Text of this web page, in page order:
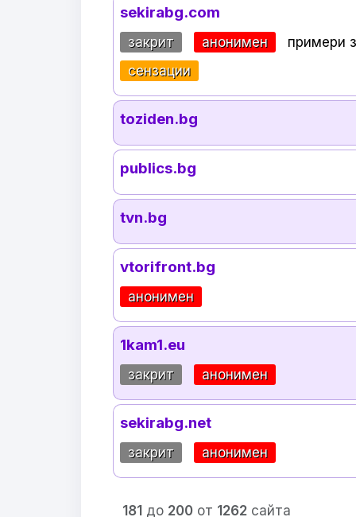
sekirabg.com
закрит анонимен примери
сензации
toziden.bg
publics.bg
tvn.bg
vtorifront.bg
анонимен
1kam1.eu
закрит анонимен
sekirabg.net
закрит анонимен
181 до 200 от 1262 сайта